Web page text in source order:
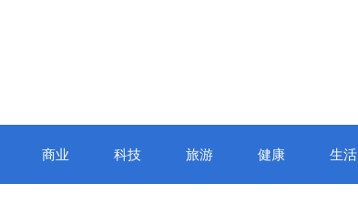
商业 科技 旅游 健康 生活